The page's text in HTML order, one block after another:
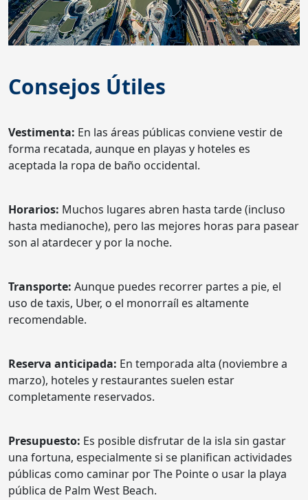
Consejos Útiles
Vestimenta: En las áreas públicas conviene vestir de
forma recatada, aunque en playas y hoteles es
aceptada la ropa de baño occidental.
Horarios: Muchos lugares abren hasta tarde (incluso
hasta medianoche), pero las mejores horas para pasear
son al atardecer y por la noche.
Transporte: Aunque puedes recorrer partes a pie, el
uso de taxis, Uber, o el monorraíl es altamente
recomendable.
Reserva anticipada: En temporada alta (noviembre a
marzo), hoteles y restaurantes suelen estar
completamente reservados.
Presupuesto: Es posible disfrutar de la isla sin gastar
una fortuna, especialmente si se planifican actividades
públicas como caminar por The Pointe o usar la playa
pública de Palm West Beach.